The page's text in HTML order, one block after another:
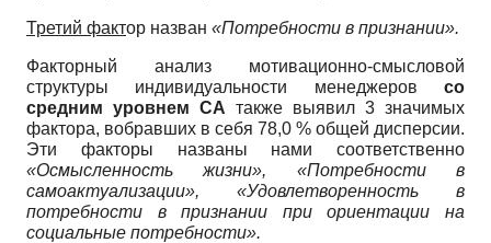
Третий фактор назван «Потребности в признании».
Факторный анализ мотивационно-смысловой
структуры индивидуальности менеджеров со
средним уровнем СА также выявил 3 значимых
фактора, вобравших в себя 78,0 % общей дисперсии.
Эти факторы названы нами соответственно
«Осмысленность жизни», «Потребности в
самоактуализации», «Удовлетворенность в
потребности в признании при ориентации на
социальные потребности».